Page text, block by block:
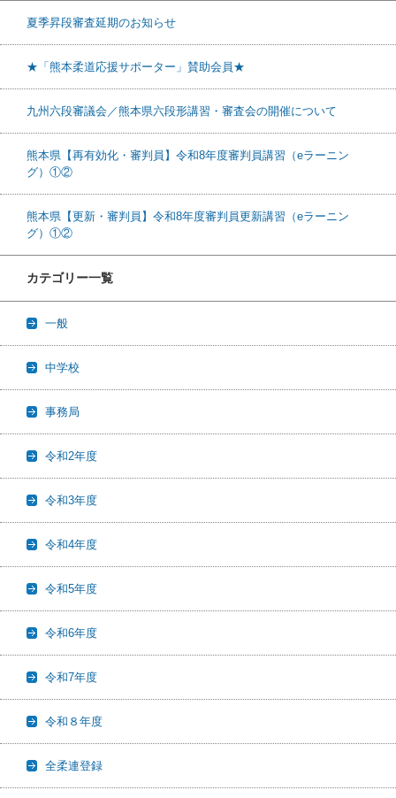
夏季昇段審査延期のお知らせ
★「熊本柔道応援サポーター」賛助会員★
九州六段審議会／熊本県六段形講習・審査会の開催について
熊本県【再有効化・審判員】令和8年度審判員講習（eラーニン
グ）①②
熊本県【更新・審判員】令和8年度審判員更新講習（eラーニン
グ）①②
カテゴリー一覧
一般
中学校
事務局
令和2年度
令和3年度
令和4年度
令和5年度
令和6年度
令和7年度
令和８年度
全柔連登録